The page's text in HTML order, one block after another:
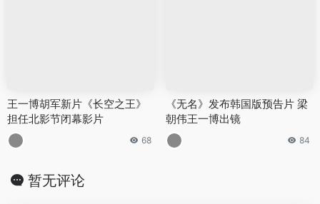
王一博胡军新片《长空之王》
担任北影节闭幕影片
68
《无名》发布韩国版预告片 梁
朝伟王一博出镜
84
暂无评论